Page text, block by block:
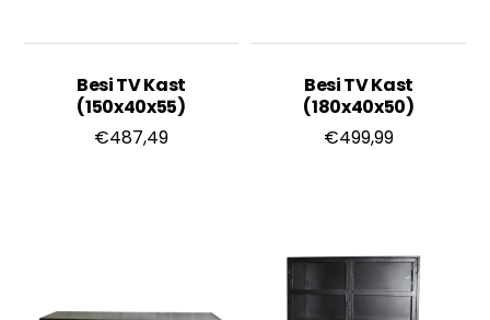
Besi TV Kast
(150x40x55)
€487,49
Besi TV Kast
(180x40x50)
€499,99